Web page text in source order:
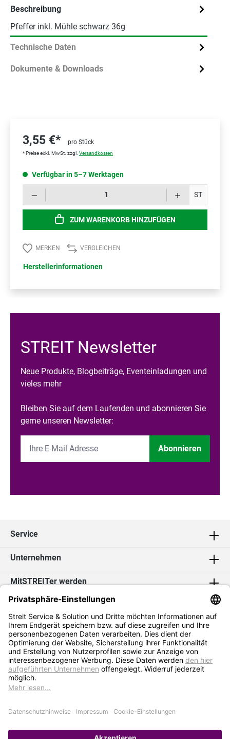
Beschreibung
Pfeffer inkl. Mühle schwarz 36g
Technische Daten
Dokumente & Downloads
3,55 €* pro Stück
* Preise exkl. MwSt. zzgl. Versandkosten
Verfügbar in 5–7 Werktagen
ST
ZUM WARENKORB HINZUFÜGEN
MERKEN VERGLEICHEN
Herstellerinformationen
STREIT Newsletter
Neue Produkte, Blogbeiträge, Eventeinladungen und
vieles mehr
Bleiben Sie auf dem Laufenden und abonnieren Sie
gerne unseren Newsletter:
Abonnieren
Service
Unternehmen
MitSTREITer werden
Kontakt
Social Media
* Alle Preise exkl. MwSt. zzgl.Versandkosten
Impressum